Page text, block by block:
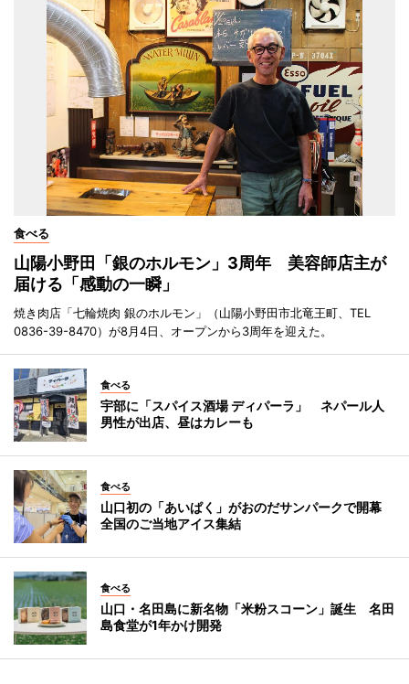
食べる
山陽小野田「銀のホルモン」3周年 美容師店主が
届ける「感動の一瞬」
焼き肉店「七輪焼肉 銀のホルモン」（山陽小野田市北竜王町、TEL
0836-39-8470）が8月4日、オープンから3周年を迎えた。
食べる
宇部に「スパイス酒場 ディパーラ」 ネパール人
男性が出店、昼はカレーも
食べる
山口初の「あいぱく」がおのだサンパークで開幕
全国のご当地アイス集結
食べる
山口・名田島に新名物「米粉スコーン」誕生 名田
島食堂が1年かけ開発